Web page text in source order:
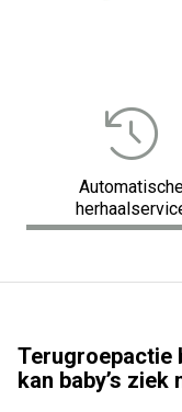
Terugroepactie
kan baby’s ziek